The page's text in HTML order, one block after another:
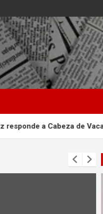
de Vaca tras